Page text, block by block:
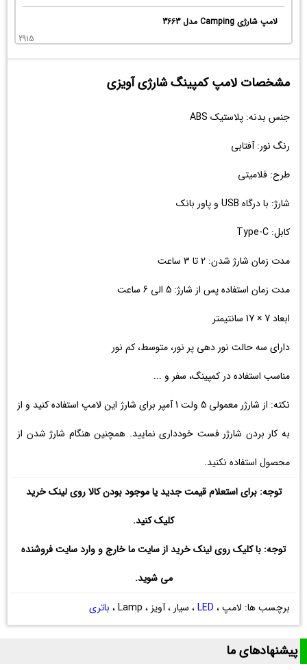
لامپ شارژی Camping مدل 3663
2915
مشخصات لامپ کمپینگ شارژی آویزی
جنس بدنه: پلاستیک ABS
رنگ نور: آفتابی
طرح: فلامیتی
شارژ: با درگاه USB و پاور بانک
کابل: Type-C
مدت زمان شارژ شدن: 2 تا 3 ساعت
مدت زمان استفاده پس از شارژ: 5 الی 6 ساعت
ابعاد 7 × 17 سانتیمتر
دارای سه حالت نور دهی پر نور، متوسط، کم نور
مناسب استفاده در کمپینگ، سفر و ...
نکته: از شارژر معمولی 5 ولت 1 آمپر برای شارژ این لامپ استفاده کنید و از
به کار بردن شارژر فست خودداری نمایید. همچنین هنگام شارژ شدن از
محصول استفاده نکنید.
توجه: برای استعلام قیمت جدید یا موجود بودن کالا روی لینک خرید
کلیک کنید.
توجه: با کلیک روی لینک خرید از سایت ما خارج و وارد سایت فروشنده
می شوید.
برچسب ها: لامپ ، LED، سیار ، آویز ، Lamp ، باتری
پیشنهادهای ما